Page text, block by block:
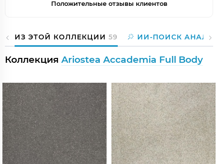
Положительные отзывы клиентов
ИЗ ЭТОЙ КОЛЛЕКЦИИ 59 ИИ-ПОИСК
Коллекция Ariostea Accademia Full Body